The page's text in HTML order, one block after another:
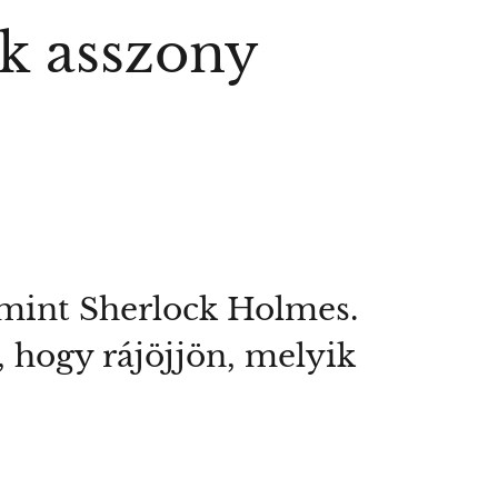
asszony
Sherlock Holmes.
hogy rájöjjön, melyik